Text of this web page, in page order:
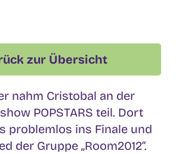
zur Übersicht
nahm Cristobal an der
POPSTARS teil. Dort
problemlos ins Finale und
der Gruppe „Room2012“.